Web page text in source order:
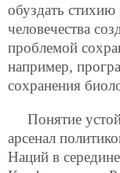
обуздать
человечества
проблемой
например,
сохранения
Понятие
арсенал
Наций в